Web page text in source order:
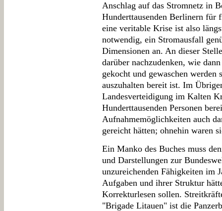
Anschlag auf das Stromnetz in
Hunderttausenden Berlinern für
eine veritable Krise ist also
notwendig, ein Stromausfall
Dimensionen an. An dieser
darüber nachzudenken, wie
gekocht und gewaschen
auszuhalten bereit ist. Im
Landesverteidigung im Kalten
Hunderttausenden Personen
Aufnahmemöglichkeiten auch
gereicht hätten; ohnehin waren
Ein Manko des Buches muss
und Darstellungen zur
unzureichenden Fähigkeiten im
Aufgaben und ihrer Struktur
Korrekturlesen sollen.
"Brigade Litauen" ist die